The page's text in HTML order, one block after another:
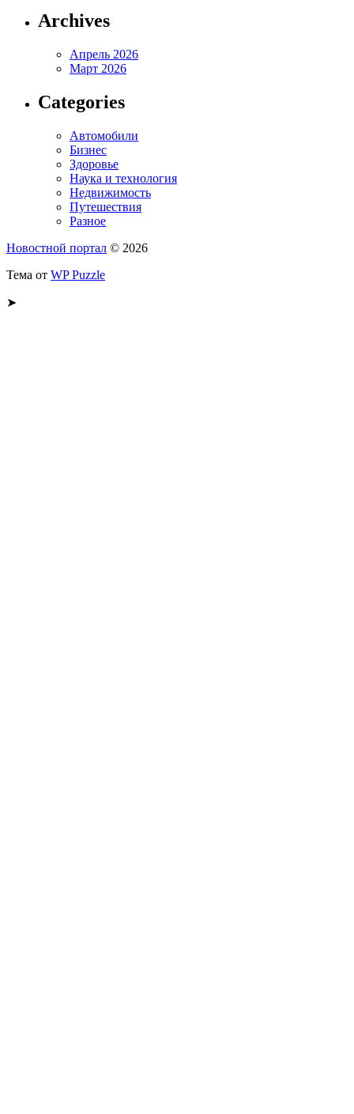
Archives
Апрель 2026
Март 2026
Categories
Автомобили
Бизнес
Здоровье
Наука и технология
Недвижимость
Путешествия
Разное
Новостной портал © 2026
Тема от WP Puzzle
➤